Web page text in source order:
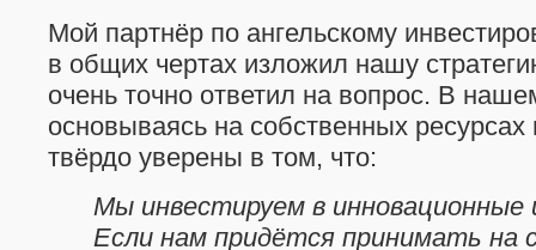
Мой партнёр по ангельскому
в общих чертах изложил нашу
очень точно ответил на вопрос. В
основываясь на собственных
твёрдо уверены в том, что:
Мы инвестируем в
Если нам придётся принимать на